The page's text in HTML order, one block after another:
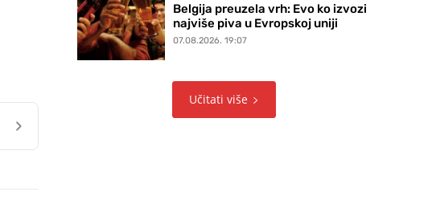
›
Belgija preuzela vrh: Evo ko izvozi
najviše piva u Evropskoj uniji
07.08.2026. 19:07
Učitati više